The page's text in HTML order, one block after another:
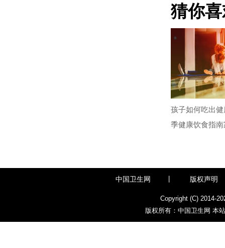
猜你
孩子如何吃出
季健康饮食指
中国卫生网 版权声明
Copyright (C) 2014-
版权所有：中国卫生网 本